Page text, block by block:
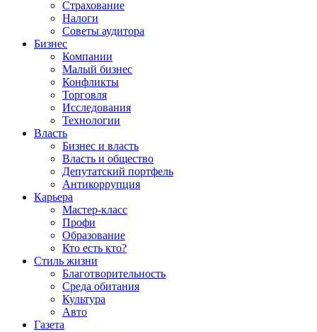
Страхование
Налоги
Советы аудитора
Бизнес
Компании
Малый бизнес
Конфликты
Торговля
Исследования
Технологии
Власть
Бизнес и власть
Власть и общество
Депутатский портфель
Антикоррупция
Карьера
Мастер-класс
Профи
Образование
Кто есть кто?
Стиль жизни
Благотворительность
Среда обитания
Культура
Авто
Газета